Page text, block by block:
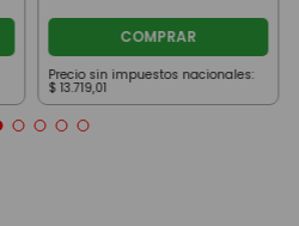
COMPRAR
Precio sin impuestos nacionales:
$ 13.719,01